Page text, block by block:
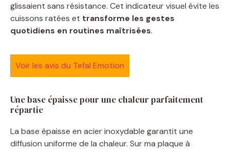
glissaient sans résistance. Cet indicateur visuel évite les
cuissons ratées et transforme les gestes
quotidiens en routines maîtrisées.
Voir les avis du Tefal Emotion
Une base épaisse pour une chaleur parfaitement
répartie
La base épaisse en acier inoxydable garantit une
diffusion uniforme de la chaleur. Sur ma plaque à